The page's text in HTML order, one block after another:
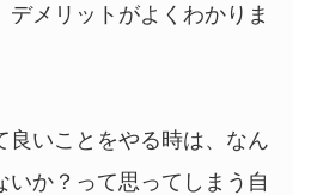
デメリットがよくわかりま
良いことをやる時は、なん
いか？って思ってしまう自